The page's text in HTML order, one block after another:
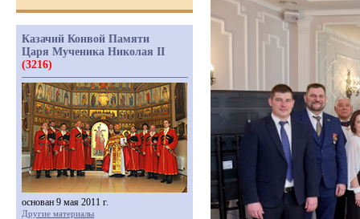
Казачий Конвой Памяти
Царя Мученика Николая II
(3216)
основан 9 мая 2011 г.
Другие материалы